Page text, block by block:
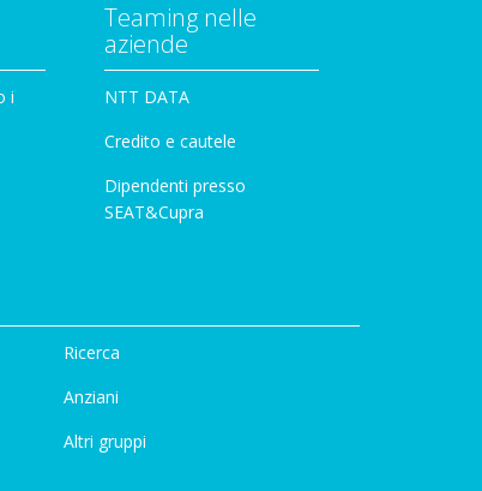
i
Teaming nelle
aziende
NTT DATA
Credito e cautele
Dipendenti presso
SEAT&Cupra
Ricerca
Anziani
Altri gruppi